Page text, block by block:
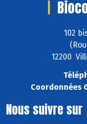
102
12200
Coordonnées
Nous suivre sur